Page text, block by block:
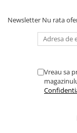
Carioci
Creioane colorate
Ascutitori si radiere
Creta si creioane
Newsletter Nu rata
Vreau sa